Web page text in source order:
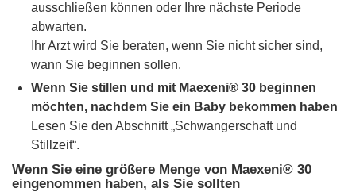
ausschließen können oder Ihre nächste Periode
abwarten.
Ihr Arzt wird Sie beraten, wenn Sie nicht sicher sind,
wann Sie beginnen sollen.
Wenn Sie stillen und mit Maexeni® 30 beginnen
möchten, nachdem Sie ein Baby bekommen haben
Lesen Sie den Abschnitt „Schwangerschaft und
Stillzeit“.
Wenn Sie eine größere Menge von Maexeni® 30
eingenommen haben, als Sie sollten